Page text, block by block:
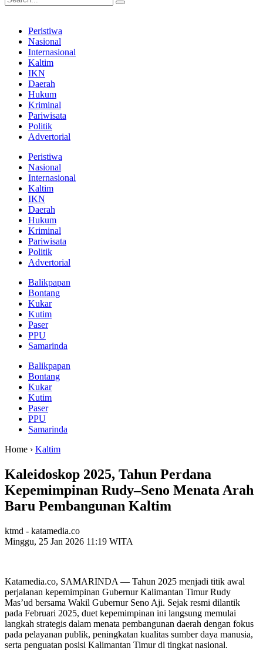
Peristiwa
Nasional
Internasional
Kaltim
IKN
Daerah
Hukum
Kriminal
Pariwisata
Politik
Advertorial
Peristiwa
Nasional
Internasional
Kaltim
IKN
Daerah
Hukum
Kriminal
Pariwisata
Politik
Advertorial
Balikpapan
Bontang
Kukar
Kutim
Paser
PPU
Samarinda
Balikpapan
Bontang
Kukar
Kutim
Paser
PPU
Samarinda
Home › Kaltim
Kaleidoskop 2025, Tahun Perdana
Kepemimpinan Rudy–Seno Menata Arah
Baru Pembangunan Kaltim
ktmd - katamedia.co
Minggu, 25 Jan 2026 11:19 WITA
Katamedia.co, SAMARINDA — Tahun 2025 menjadi titik awal
perjalanan kepemimpinan Gubernur Kalimantan Timur Rudy
Mas’ud bersama Wakil Gubernur Seno Aji. Sejak resmi dilantik
pada Februari 2025, duet kepemimpinan ini langsung memulai
langkah strategis dalam menata pembangunan daerah dengan fokus
pada pelayanan publik, peningkatan kualitas sumber daya manusia,
serta penguatan posisi Kalimantan Timur di tingkat nasional.